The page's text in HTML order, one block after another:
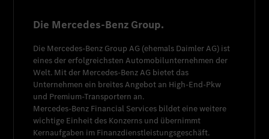
Die Mercedes-Benz Group.
Die Mercedes-Benz Group AG (ehemals Daimler AG) ist
eines der erfolgreichsten Automobilunternehmen der
Welt. Mit der Mercedes-Benz AG bietet das
Unternehmen ein breites Angebot an High-End-Pkw
und Premium-Transportern an.
Mercedes-Benz Financial Services bildet eine weitere
wichtige Einheit des Konzerns und übernimmt
Kernaufgaben im Finanzdienstleistungsgeschäft.